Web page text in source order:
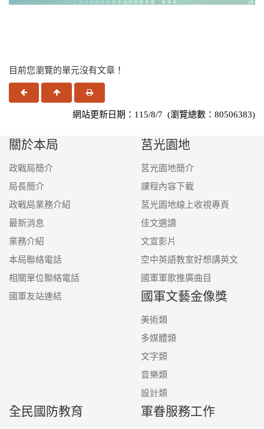
本局聯絡電話
相關單位聯絡電話
青年日報社
福利事業管理處「各地區福利站」
軍事新聞通訊社
國軍友站連結
目前您瀏覽的單元沒有文章！
上一頁 回頂端 友善列印
網站更新日期：115/8/7 (瀏覽總數：80506383)
關於本局
政戰局簡介
局長簡介
政戰局業務介紹
最新消息
業務介紹
本局聯絡電話
相關單位聯絡電話
國軍友站連結
莒光園地
莒光園地簡介
課程內容下載
莒光園地線上收視專頁
佳文選讀
文宣影片
空中英語教室好想講英文
國軍軍歌推廣曲目
國軍文藝金像獎
美術類
多媒體類
文字類
音樂類
設計類
全民國防教育 軍眷服務工作